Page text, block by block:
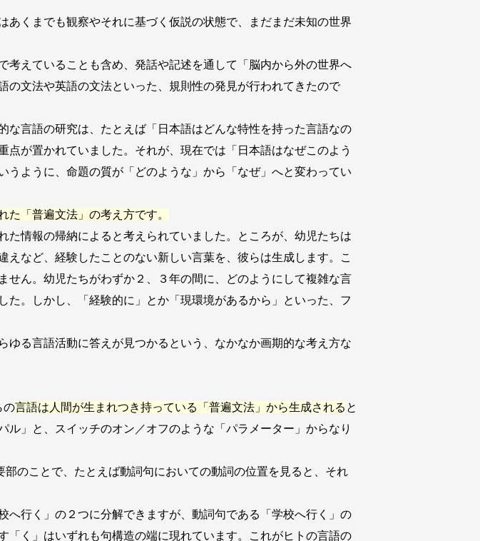
くまでも観察やそれに基づく仮説の状態で、まだまだ未知の世界
えていることも含め、発話や記述を通して「脳内から外の世界へ
文法や英語の文法といった、規則性の発見が行われてきたので
言語の研究は、たとえば「日本語はどんな特性を持った言語なの
が置かれていました。それが、現在では「日本語はなぜこのよう
ように、命題の質が「どのような」から「なぜ」へと変わってい
た「普遍文法」の考え方です。
情報の帰納によると考えられていました。ところが、幼児たちは
など、経験したことのない新しい言葉を、彼らは生成します。こ
ん。幼児たちがわずか２、３年の間に、どのようにして複雑な言
。しかし、「経験的に」とか「現環境があるから」といった、フ
る言語活動に答えが見つかるという、なかなか画期的な考え方な
の言語は人間が生まれつき持っている「普遍文法」から生成される と
」と、スイッチのオン／オフのような「パラメーター」からなり
部のことで、たとえば動詞句においての動詞の位置を見ると、それ
行く」の２つに分解できますが、動詞句である「学校へ行く」の
く」はいずれも句構造の端に現れています。これがヒトの言語の